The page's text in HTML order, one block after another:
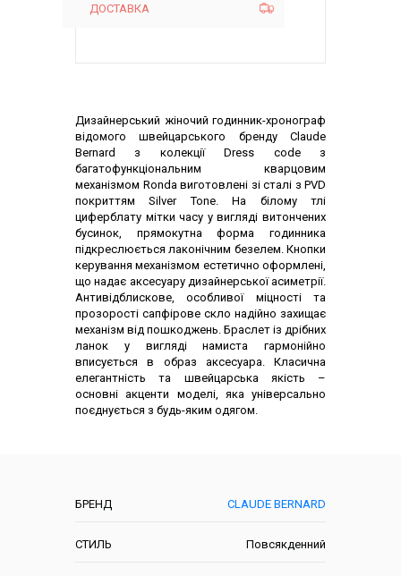
ДОСТАВКА
БРЕНД CLAUDE BERNARD
СТИЛЬ Повсякденний
Опис товару
Дизайнерський жіночий годинник-хронограф
відомого швейцарського бренду Claude
Bernard з колекції Dress code з
багатофункціональним кварцовим
механізмом Ronda виготовлені зі сталі з PVD
покриттям Silver Tone. На білому тлі
циферблату мітки часу у вигляді витончених
бусинок, прямокутна форма годинника
підкреслюється лаконічним безелем. Кнопки
керування механізмом естетично оформлені,
що надає аксесуару дизайнерської асиметрії.
Антивідблискове, особливої міцності та
прозорості сапфірове скло надійно захищає
механізм від пошкоджень. Браслет із дрібних
ланок у вигляді намиста гармонійно
вписується в образ аксесуара. Класична
елегантність та швейцарська якість –
основні акценти моделі, яка універсально
поєднується з будь-яким одягом.